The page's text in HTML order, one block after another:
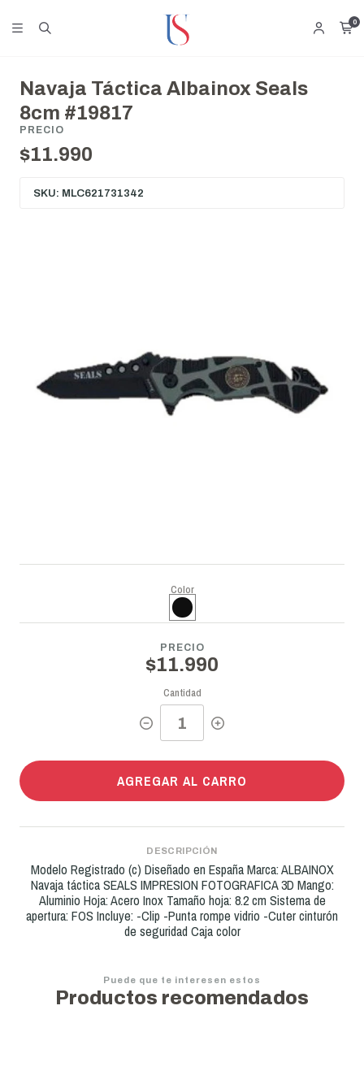
0
Navaja Táctica Albainox Seals
8cm #19817
PRECIO
$11.990
SKU: MLC621731342
Color
PRECIO
$11.990
Cantidad
AGREGAR AL CARRO
DESCRIPCIÓN
Modelo Registrado (c) Diseñado en España Marca: ALBAINOX
Navaja táctica SEALS IMPRESION FOTOGRAFICA 3D Mango:
Aluminio Hoja: Acero Inox Tamaño hoja: 8.2 cm Sistema de
apertura: FOS Incluye: -Clip -Punta rompe vidrio -Cuter cinturón
de seguridad Caja color
Puede que te interesen estos
Productos recomendados